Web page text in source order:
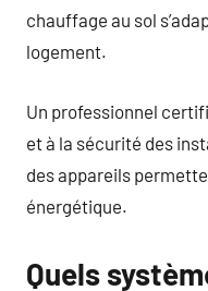
chauffage au sol
logement.
Un professionnel
et à la sécurité des
des appareils
énergétique.
Quels